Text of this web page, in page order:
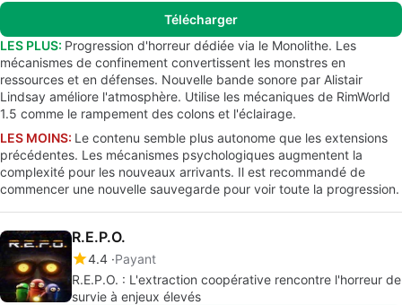
Télécharger
LES PLUS: Progression d'horreur dédiée via le Monolithe. Les
mécanismes de confinement convertissent les monstres en
ressources et en défenses. Nouvelle bande sonore par Alistair
Lindsay améliore l'atmosphère. Utilise les mécaniques de RimWorld
1.5 comme le rampement des colons et l'éclairage.
LES MOINS: Le contenu semble plus autonome que les extensions
précédentes. Les mécanismes psychologiques augmentent la
complexité pour les nouveaux arrivants. Il est recommandé de
commencer une nouvelle sauvegarde pour voir toute la progression.
R.E.P.O.
4.4 Payant
R.E.P.O. : L'extraction coopérative rencontre l'horreur de
survie à enjeux élevés